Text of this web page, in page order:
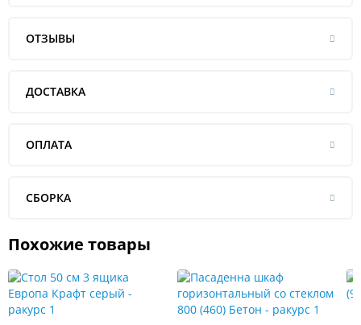
ОТЗЫВЫ
ДОСТАВКА
ОПЛАТА
СБОРКА
Похожие товары